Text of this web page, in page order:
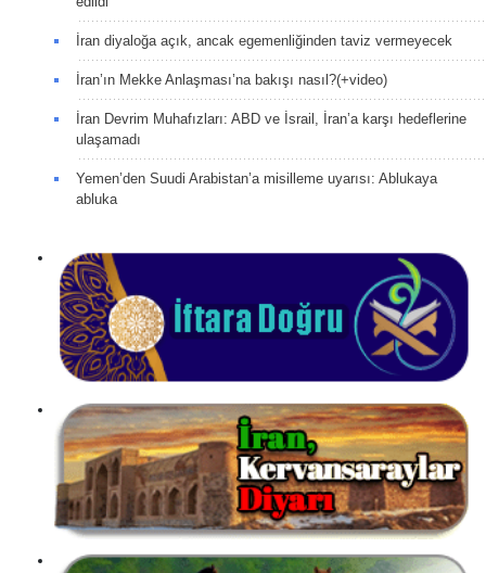
İran diyaloğa açık, ancak egemenliğinden taviz vermeyecek
İran’ın Mekke Anlaşması’na bakışı nasıl?(+video)
İran Devrim Muhafızları: ABD ve İsrail, İran’a karşı hedeflerine
ulaşamadı
Yemen’den Suudi Arabistan’a misilleme uyarısı: Ablukaya
abluka